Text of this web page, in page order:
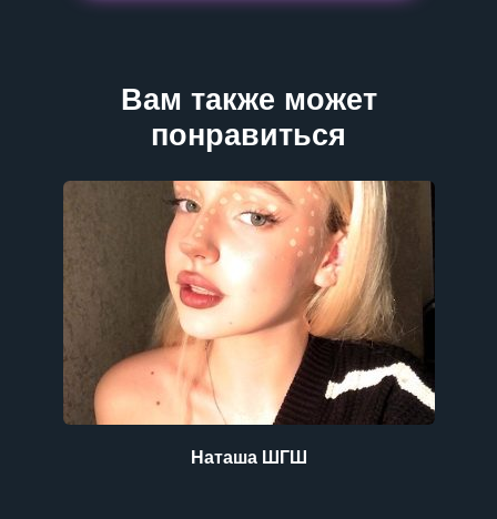
Вам также может
понравиться
Наташа ШГШ